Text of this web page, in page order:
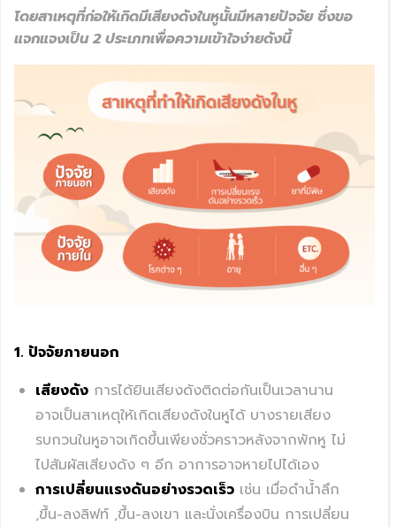
โดยสาเหตุที่ก่อให้เกิดมีเสียงดังในหูนั้นมีหลายปัจจัย ซึ่งขอ
แจกแจงเป็น 2 ประเภทเพื่อความเข้าใจง่ายดังนี้
1. ปัจจัยภายนอก
เสียงดัง การได้ยินเสียงดังติดต่อกันเป็นเวลานาน
อาจเป็นสาเหตุให้เกิดเสียงดังในหูได้ บางรายเสียง
รบกวนในหูอาจเกิดขึ้นเพียงชั่วคราวหลังจากพักหู ไม่
ไปสัมผัสเสียงดัง ๆ อีก อาการอาจหายไปได้เอง
การเปลี่ยนแรงดันอย่างรวดเร็ว เช่น เมื่อดำน้ำลึก
,ขึ้น-ลงลิฟท์ ,ขึ้น-ลงเขา และนั่งเครื่องบิน การเปลี่ยน